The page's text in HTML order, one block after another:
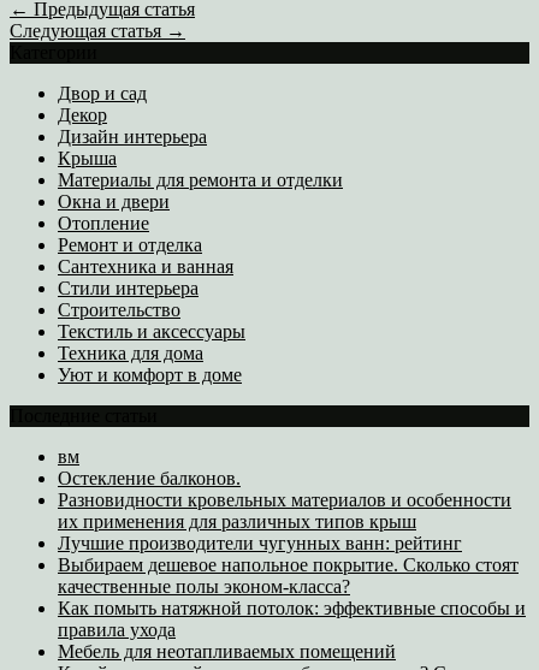
← Предыдущая статья
Следующая статья →
Двор и сад
Декор
Дизайн интерьера
Крыша
Материалы для ремонта и отделки
Окна и двери
Отопление
Ремонт и отделка
Сантехника и ванная
Стили интерьера
Строительство
Текстиль и аксессуары
Техника для дома
Уют и комфорт в доме
вм
Остекление балконов.
Разновидности кровельных материалов и особенности
их применения для различных типов крыш
Лучшие производители чугунных ванн: рейтинг
Выбираем дешевое напольное покрытие. Сколько стоят
качественные полы эконом-класса?
Как помыть натяжной потолок: эффективные способы и
правила ухода
Мебель для неотапливаемых помещений